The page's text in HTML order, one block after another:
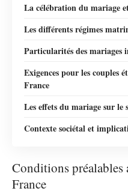
La célébration du mariage
Les différents régimes
Particularités des mariages
Exigences pour les couples
France
Les effets du mariage sur
Contexte sociétal et
Conditions préalables
France